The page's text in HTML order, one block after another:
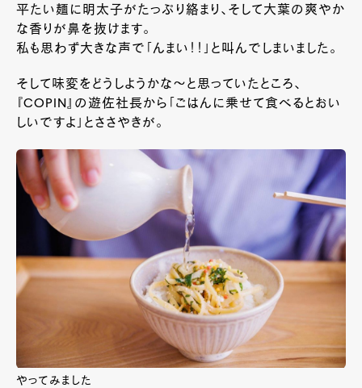
平たい麺に明太子がたっぷり絡まり、そして大葉の爽やか
な香りが鼻を抜けます。
私も思わず大きな声で「んまい！！」と叫んでしまいました。
そして味変をどうしようかな～と思っていたところ、
『COPIN』の遊佐社長から「ごはんに乗せて食べるとおい
しいですよ」とささやきが。
やってみました